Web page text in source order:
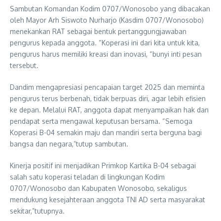
Sambutan Komandan Kodim 0707/Wonosobo yang dibacakan
oleh Mayor Arh Siswoto Nurharjo (Kasdim 0707/Wonosobo)
menekankan RAT sebagai bentuk pertanggungjawaban
pengurus kepada anggota. “Koperasi ini dari kita untuk kita,
pengurus harus memiliki kreasi dan inovasi, “bunyi inti pesan
tersebut.
Dandim mengapresiasi pencapaian target 2025 dan meminta
pengurus terus berbenah, tidak berpuas diri, agar lebih efisien
ke depan. Melalui RAT, anggota dapat menyampaikan hak dan
pendapat serta mengawal keputusan bersama. “Semoga
Koperasi B-04 semakin maju dan mandiri serta berguna bagi
bangsa dan negara,”tutup sambutan.
Kinerja positif ini menjadikan Primkop Kartika B-04 sebagai
salah satu koperasi teladan di lingkungan Kodim
0707/Wonosobo dan Kabupaten Wonosobo, sekaligus
mendukung kesejahteraan anggota TNI AD serta masyarakat
sekitar,”tutupnya.